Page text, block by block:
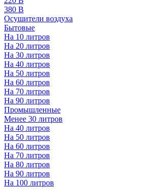
380 В
Осушители воздуха
Бытовые
На 10 литров
На 20 литров
На 30 литров
На 40 литров
На 50 литров
На 60 литров
На 70 литров
На 90 литров
Промышленные
Менее 30 литров
На 40 литров
На 50 литров
На 60 литров
На 70 литров
На 80 литров
На 90 литров
На 100 литров